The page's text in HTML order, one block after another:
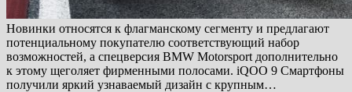
Новинки относятся к флагманскому сегменту и предлагают
потенциальному покупателю соответствующий набор
возможностей, а спецверсия BMW Motorsport дополнительно
к этому щеголяет фирменными полосами. iQOO 9 Смартфоны
получили яркий узнаваемый дизайн с крупным…